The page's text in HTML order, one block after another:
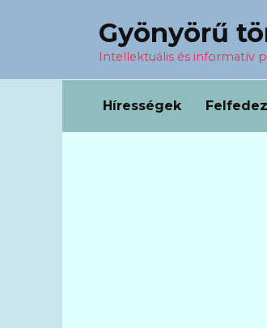
Gyönyörű
Intellektuális és informatív
Hírességek